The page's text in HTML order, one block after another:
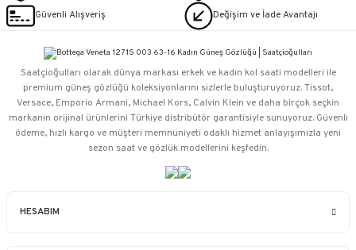
Güvenli Alışveriş Değişim ve İade Avantajı
HESABIM
Saatçioğulları⁠ olarak dünya markası erkek ve kadın kol saati modelleri ile
premium güneş gözlüğü koleksiyonlarını sizlerle buluşturuyoruz. Tissot,
Versace, Emporio Armani, Michael Kors, Calvin Klein ve daha birçok seçkin
markanın orijinal ürünlerini Türkiye distribütör garantisiyle sunuyoruz. Güvenli
ödeme, hızlı kargo ve müşteri memnuniyeti odaklı hizmet anlayışımızla yeni
sezon saat ve gözlük modellerini keşfedin.